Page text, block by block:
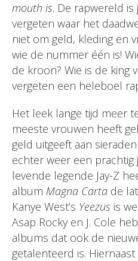
mouth is. De rapwereld
vergeten waar het
niet om geld, kleding en
wie de nummer één is!
de kroon? Wie is de king
vergeten een heleboel
Het leek lange tijd meer
meeste vrouwen heeft
geld uitgeeft aan
echter weer een prachtig
levende legende Jay-Z
album Magna Carta de
Kanye West’s Yeezus is
Asap Rocky en J. Cole
albums dat ook de
getalenteerd is.